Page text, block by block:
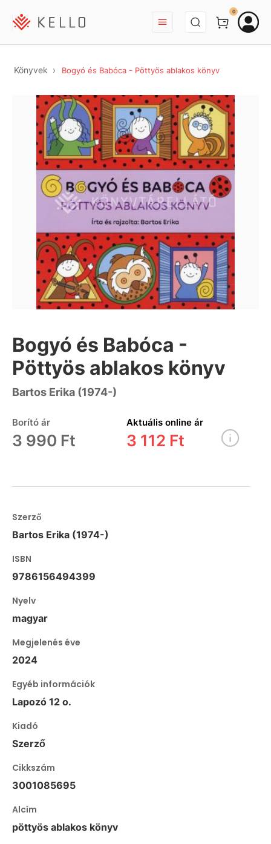
BEJELENTKEZÉS
0
Könyvek Bogyó és Babóca - Pöttyös ablakos könyv
Bogyó és Babóca -
Pöttyös ablakos könyv
Bartos Erika (1974-)
Borító ár
3 990 Ft
Aktuális online ár
3 112 Ft
Szerző
Bartos Erika (1974-)
ISBN
9786156494399
Nyelv
magyar
Megjelenés éve
2024
Egyéb információk
Lapozó 12 o.
Kiadó
Szerző
Cikkszám
3001085695
Alcím
pöttyös ablakos könyv